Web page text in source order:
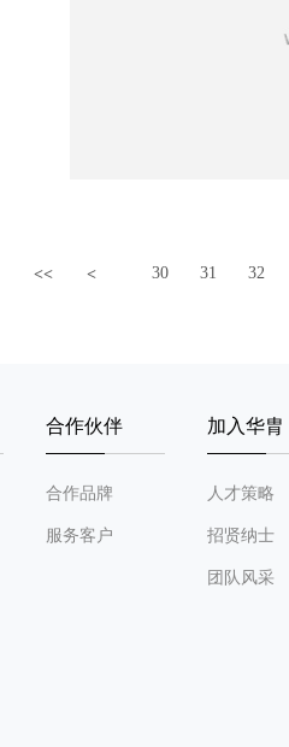
<< < 30 31 32
合作伙伴
合作品牌
服务客户
加入华胄
人才策略
招贤纳士
团队风采